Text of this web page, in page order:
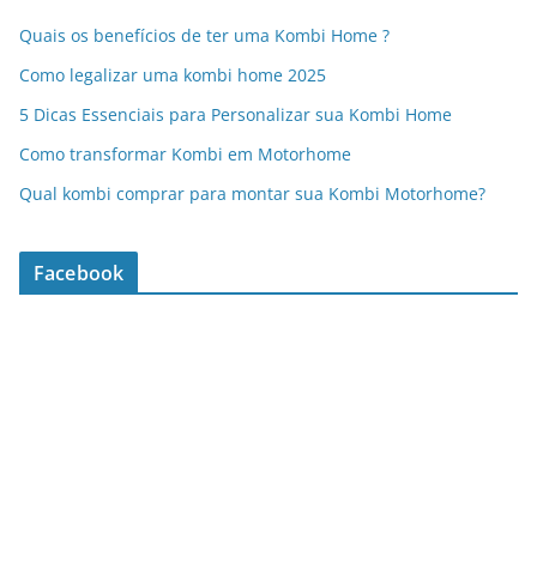
Quais os benefícios de ter uma Kombi Home ?
Como legalizar uma kombi home 2025
5 Dicas Essenciais para Personalizar sua Kombi Home
Como transformar Kombi em Motorhome
Qual kombi comprar para montar sua Kombi Motorhome?
Facebook